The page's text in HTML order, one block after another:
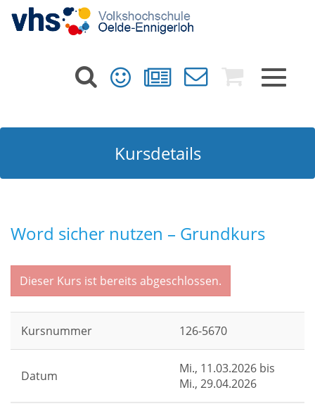
Toggle
Kursdetails
Word sicher nutzen – Grundkurs
Dieser Kurs ist bereits abgeschlossen.
Kursnummer 126-5670
Datum Mi., 11.03.2026 bis
Mi., 29.04.2026